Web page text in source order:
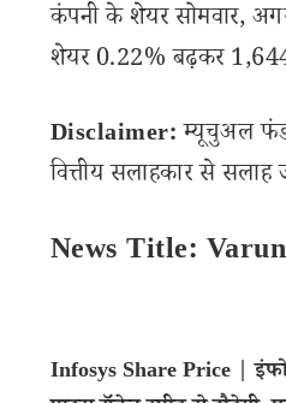
कंपनी के शेयर सोमवार,
शेयर 0.22% बढ़कर 1,644
Disclaimer:म्यूचुअल फंड
वित्तीय सलाहकार से
News Title:
Infosys Share Price |